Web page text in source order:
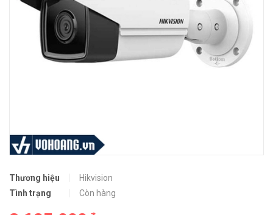
Thương hiệu
Hikvision
Tình trạng
Còn hàng